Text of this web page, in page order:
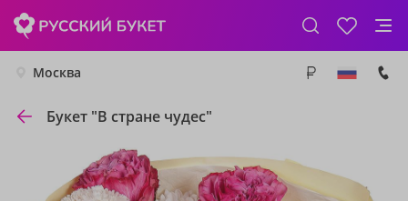
Москва
Букет "В стране чудес"